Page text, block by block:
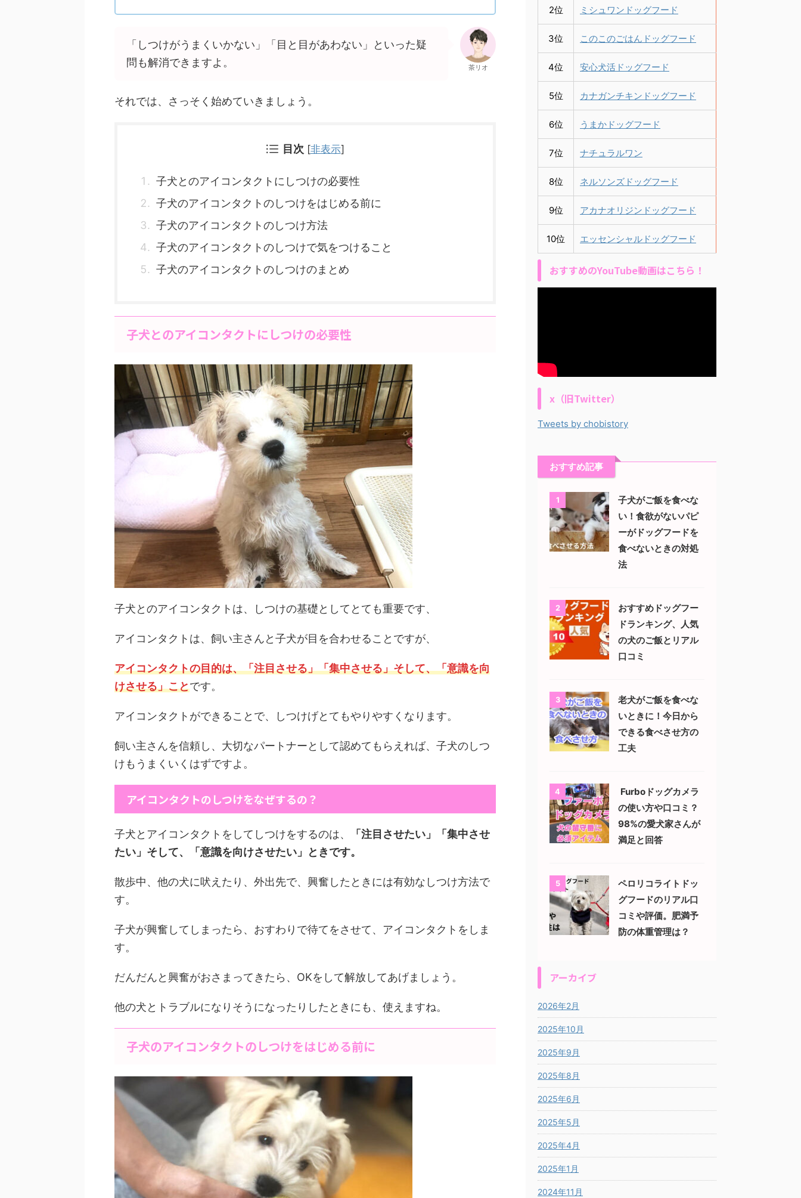
「しつけがうまくいかない」「目と目があわない」といった疑
問も解消できますよ。
茶リオ
それでは、さっそく始めていきましょう。
目次 [非表示]
子犬とのアイコンタクトにしつけの必要性
子犬のアイコンタクトのしつけをはじめる前に
子犬のアイコンタクトのしつけ方法
子犬のアイコンタクトのしつけで気をつけること
子犬のアイコンタクトのしつけのまとめ
子犬とのアイコンタクトにしつけの必要性
子犬とのアイコンタクトは、しつけの基礎としてとても重要です、
アイコンタクトは、飼い主さんと子犬が目を合わせることですが、
アイコンタクトの目的は、「注目させる」「集中させる」そして、「意識を向
けさせる」ことです。
アイコンタクトができることで、しつけげとてもやりやすくなります。
飼い主さんを信頼し、大切なパートナーとして認めてもらえれば、子犬のしつ
けもうまくいくはずですよ。
アイコンタクトのしつけをなぜするの？
子犬とアイコンタクトをしてしつけをするのは、
「注目させたい」「集中させ
たい」そして、「意識を向けさせたい」ときです。
散歩中、他の犬に吠えたり、外出先で、興奮したときには有効なしつけ方法で
す。
子犬が興奮してしまったら、おすわりで待てをさせて、アイコンタクトをしま
す。
だんだんと興奮がおさまってきたら、OKをして解放してあげましょう。
他の犬とトラブルになりそうになったりしたときにも、使えますね。
子犬のアイコンタクトのしつけをはじめる前に
2位 ミシュワンドッグフード
3位 このこのごはんドッグフード
4位 安心犬活ドッグフード
5位 カナガンチキンドッグフード
6位 うまかドッグフード
7位 ナチュラルワン
8位 ネルソンズドッグフード
9位 アカナオリジンドッグフード
10位 エッセンシャルドッグフード
おすすめのYouTube動画はこちら！
x（旧Twitter）
Tweets by chobistory
おすすめ記事
1
子犬がご飯を食べな
い！食欲がないパピ
ーがドッグフードを
食べないときの対処
法
2
おすすめドッグフー
ドランキング、人気
の犬のご飯とリアル
口コミ
3
老犬がご飯を食べな
いときに！今日から
できる食べさせ方の
工夫
4
Furboドッグカメラ
の使い方や口コミ？
98%の愛犬家さんが
満足と回答
5
ペロリコライトドッ
グフードのリアル口
コミや評価。肥満予
防の体重管理は？
アーカイブ
2026年2月
2025年10月
2025年9月
2025年8月
2025年6月
2025年5月
2025年4月
2025年1月
2024年11月